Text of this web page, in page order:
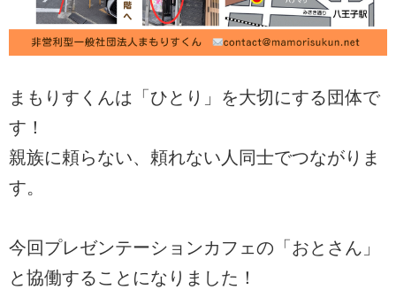
まもりすくんは「ひとり」を大切にする団体で
す！
親族に頼らない、頼れない人同士でつながりま
す。
今回プレゼンテーションカフェの「おとさん」
と協働することになりました！